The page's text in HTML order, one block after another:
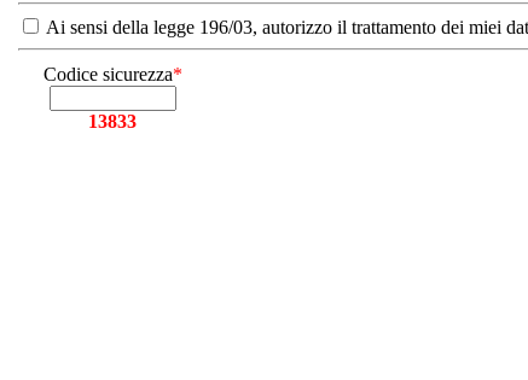
Ai sensi della legge 196/03, autorizzo il trattamento dei miei
Codice sicurezza*
13833